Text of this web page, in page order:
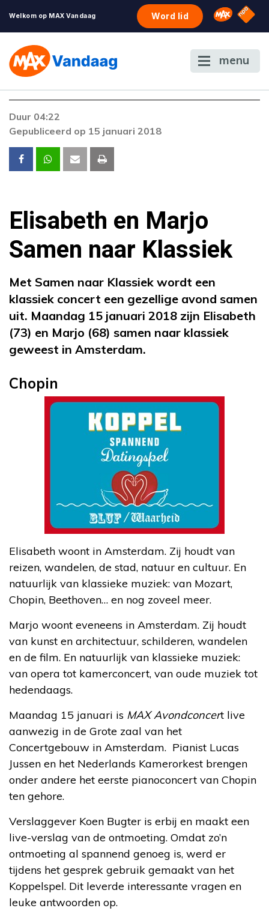
Welkom op MAX Vandaag Word lid Omroep
NPO
menu
Duur 04:22
Gepubliceerd op 15 januari 2018
Elisabeth en Marjo
Samen naar Klassiek
Met Samen naar Klassiek wordt een
klassiek concert een gezellige avond samen
uit. Maandag 15 januari 2018 zijn Elisabeth
(73) en Marjo (68) samen naar klassiek
geweest in Amsterdam.
Chopin
Elisabeth woont in Amsterdam. Zij houdt van
reizen, wandelen, de stad, natuur en cultuur. En
natuurlijk van klassieke muziek: van Mozart,
Chopin, Beethoven… en nog zoveel meer.
Marjo woont eveneens in Amsterdam. Zij houdt
van kunst en architectuur, schilderen, wandelen
en de film. En natuurlijk van klassieke muziek:
van opera tot kamerconcert, van oude muziek tot
hedendaags.
Maandag 15 januari is MAX Avondconcert live
aanwezig in de Grote zaal van het
Concertgebouw in Amsterdam. Pianist Lucas
Jussen en het Nederlands Kamerorkest brengen
onder andere het eerste pianoconcert van Chopin
ten gehore.
Verslaggever Koen Bugter is erbij en maakt een
live-verslag van de ontmoeting. Omdat zo’n
ontmoeting al spannend genoeg is, werd er
tijdens het gesprek gebruik gemaakt van het
Koppelspel. Dit leverde interessante vragen en
leuke antwoorden op.